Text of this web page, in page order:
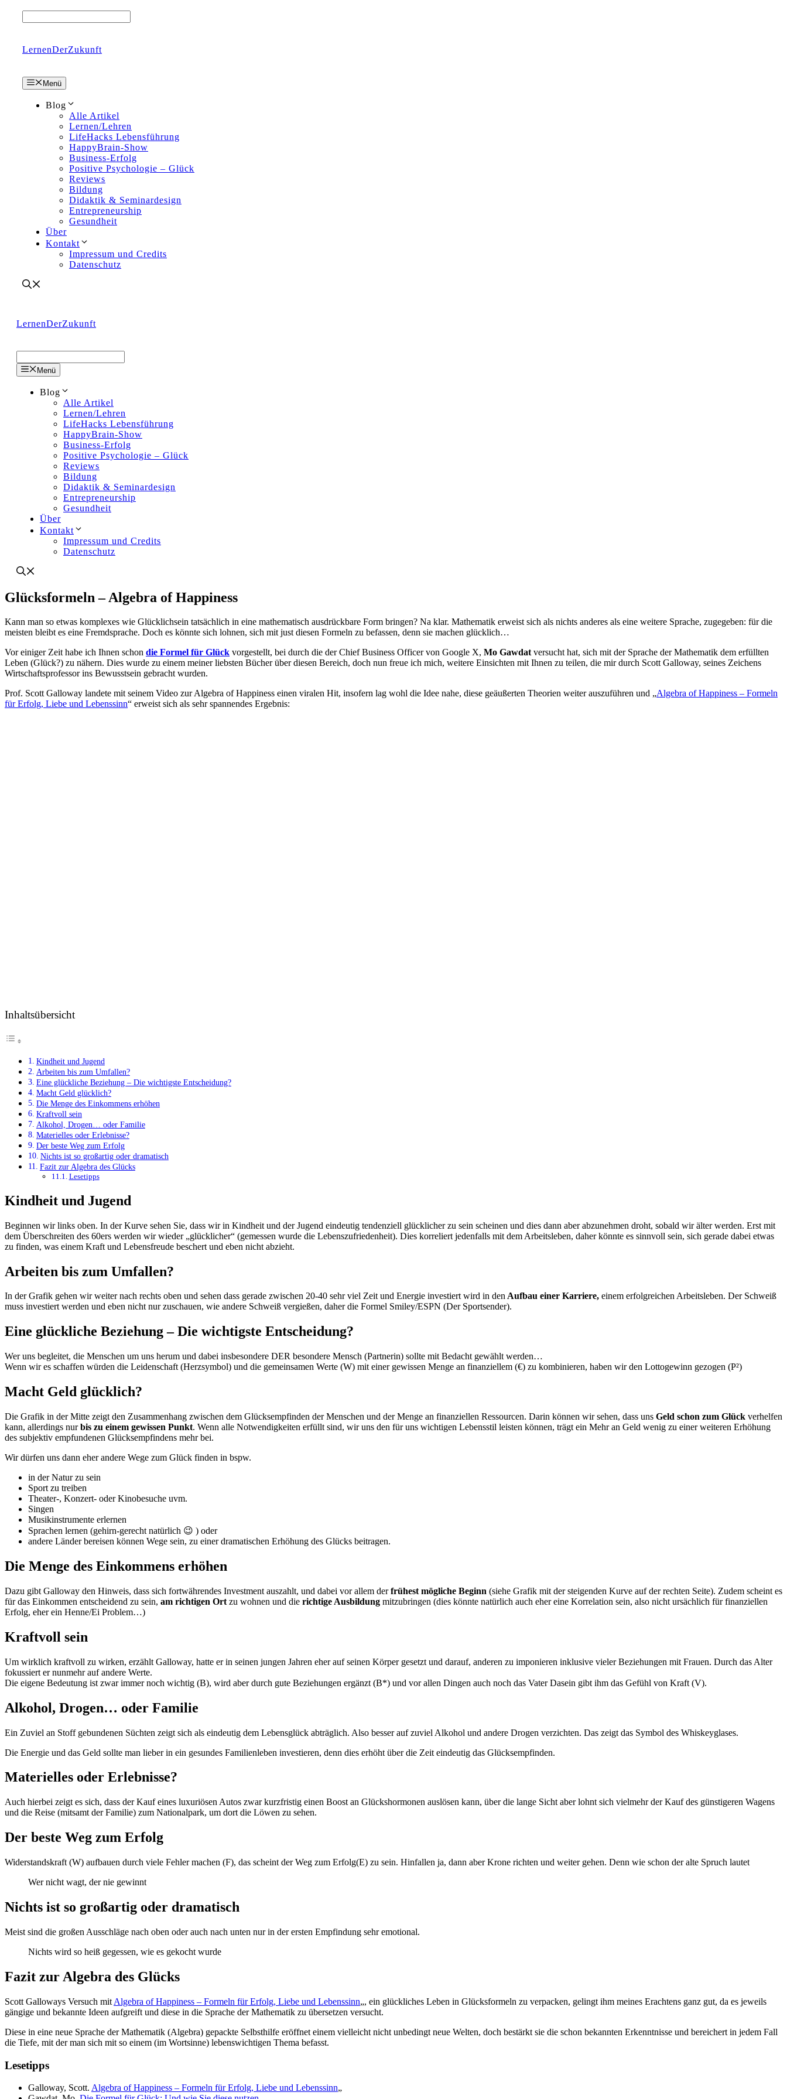
LernenDerZukunft
Menü
Blog
Alle Artikel
Lernen/Lehren
LifeHacks Lebensführung
HappyBrain-Show
Business-Erfolg
Positive Psychologie – Glück
Reviews
Bildung
Didaktik & Seminardesign
Entrepreneurship
Gesundheit
Über
Kontakt
Impressum und Credits
Datenschutz
LernenDerZukunft
Menü
Blog
Alle Artikel
Lernen/Lehren
LifeHacks Lebensführung
HappyBrain-Show
Business-Erfolg
Positive Psychologie – Glück
Reviews
Bildung
Didaktik & Seminardesign
Entrepreneurship
Gesundheit
Über
Kontakt
Impressum und Credits
Datenschutz
Glücksformeln – Algebra of Happiness
Kann man so etwas komplexes wie Glücklichsein tatsächlich in eine mathematisch ausdrückbare Form bringen? Na klar. Mathematik erweist sich als nichts anderes als eine weitere Sprache, zugegeben: für die
meisten bleibt es eine Fremdsprache. Doch es könnte sich lohnen, sich mit just diesen Formeln zu befassen, denn sie machen glücklich…
Vor einiger Zeit habe ich Ihnen schon die Formel für Glück vorgestellt, bei durch die der Chief Business Officer von Google X, Mo Gawdatversucht hat, sich mit der Sprache der Mathematik dem erfüllten
Leben (Glück?) zu nähern. Dies wurde zu einem meiner liebsten Bücher über diesen Bereich, doch nun freue ich mich, weitere Einsichten mit Ihnen zu teilen, die mir durch Scott Galloway, seines Zeichens
Wirtschaftsprofessor ins Bewusstsein gebracht wurden.
Prof. Scott Galloway landete mit seinem Video zur Algebra of Happiness einen viralen Hit, insofern lag wohl die Idee nahe, diese geäußerten Theorien weiter auszuführen und „Algebra of Happiness – Formeln
für Erfolg, Liebe und Lebenssinn“ erweist sich als sehr spannendes Ergebnis:
Inhaltsübersicht
Kindheit und Jugend
Arbeiten bis zum Umfallen?
Eine glückliche Beziehung – Die wichtigste Entscheidung?
Macht Geld glücklich?
Die Menge des Einkommens erhöhen
Kraftvoll sein
Alkohol, Drogen… oder Familie
Materielles oder Erlebnisse?
Der beste Weg zum Erfolg
Nichts ist so großartig oder dramatisch
Fazit zur Algebra des Glücks
Lesetipps
Kindheit und Jugend
Beginnen wir links oben. In der Kurve sehen Sie, dass wir in Kindheit und der Jugend eindeutig tendenziell glücklicher zu sein scheinen und dies dann aber abzunehmen droht, sobald wir älter werden. Erst mit
dem Überschreiten des 60ers werden wir wieder „glücklicher“ (gemessen wurde die Lebenszufriedenheit). Dies korreliert jedenfalls mit dem Arbeitsleben, daher könnte es sinnvoll sein, sich gerade dabei etwas
zu finden, was einem Kraft und Lebensfreude beschert und eben nicht abzieht.
Arbeiten bis zum Umfallen?
In der Grafik gehen wir weiter nach rechts oben und sehen dass gerade zwischen 20-40 sehr viel Zeit und Energie investiert wird in denAufbau einer Karriere, einem erfolgreichen Arbeitsleben. Der Schweiß
muss investiert werden und eben nicht nur zuschauen, wie andere Schweiß vergießen, daher die Formel Smiley/ESPN (Der Sportsender).
Eine glückliche Beziehung – Die wichtigste Entscheidung?
Wer uns begleitet, die Menschen um uns herum und dabei insbesondere DER besondere Mensch (Partnerin) sollte mit Bedacht gewählt werden…
Wenn wir es schaffen würden die Leidenschaft (Herzsymbol) und die gemeinsamen Werte (W) mit einer gewissen Menge an finanziellem (€) zu kombinieren, haben wir den Lottogewinn gezogen (P²)
Macht Geld glücklich?
Die Grafik in der Mitte zeigt den Zusammenhang zwischen dem Glücksempfinden der Menschen und der Menge an finanziellen Ressourcen. Darin können wir sehen, dass uns Geld schon zum Glück verhelfen
kann, allerdings nurbis zu einem gewissen Punkt. Wenn alle Notwendigkeiten erfüllt sind, wir uns den für uns wichtigen Lebensstil leisten können, trägt ein Mehr an Geld wenig zu einer weiteren Erhöhung
des subjektiv empfundenen Glücksempfindens mehr bei.
Wir dürfen uns dann eher andere Wege zum Glück finden in bspw.
in der Natur zu sein
Sport zu treiben
Theater-, Konzert- oder Kinobesuche uvm.
Singen
Musikinstrumente erlernen
Sprachen lernen (gehirn-gerecht natürlich 😉 ) oder
andere Länder bereisen können Wege sein, zu einer dramatischen Erhöhung des Glücks beitragen.
Die Menge des Einkommens erhöhen
Dazu gibt Galloway den Hinweis, dass sich fortwährendes Investment auszahlt, und dabei vor allem derfrühest mögliche Beginn (siehe Grafik mit der steigenden Kurve auf der rechten Seite). Zudem scheint es
für das Einkommen entscheidend zu sein, am richtigen Ort zu wohnen und die richtige Ausbildung mitzubringen (dies könnte natürlich auch eher eine Korrelation sein, also nicht ursächlich für finanziellen
Erfolg, eher ein Henne/Ei Problem…)
Kraftvoll sein
Um wirklich kraftvoll zu wirken, erzählt Galloway, hatte er in seinen jungen Jahren eher auf seinen Körper gesetzt und darauf, anderen zu imponieren inklusive vieler Beziehungen mit Frauen. Durch das Alter
fokussiert er nunmehr auf andere Werte.
Die eigene Bedeutung ist zwar immer noch wichtig (B), wird aber durch gute Beziehungen ergänzt (B*) und vor allen Dingen auch noch das Vater Dasein gibt ihm das Gefühl von Kraft (V).
Alkohol, Drogen… oder Familie
Ein Zuviel an Stoff gebundenen Süchten zeigt sich als eindeutig dem Lebensglück abträglich. Also besser auf zuviel Alkohol und andere Drogen verzichten. Das zeigt das Symbol des Whiskeyglases.
Die Energie und das Geld sollte man lieber in ein gesundes Familienleben investieren, denn dies erhöht über die Zeit eindeutig das Glücksempfinden.
Materielles oder Erlebnisse?
Auch hierbei zeigt es sich, dass der Kauf eines luxuriösen Autos zwar kurzfristig einen Boost an Glückshormonen auslösen kann, über die lange Sicht aber lohnt sich vielmehr der Kauf des günstigeren Wagens
und die Reise (mitsamt der Familie) zum Nationalpark, um dort die Löwen zu sehen.
Der beste Weg zum Erfolg
Widerstandskraft (W) aufbauen durch viele Fehler machen (F), das scheint der Weg zum Erfolg(E) zu sein. Hinfallen ja, dann aber Krone richten und weiter gehen. Denn wie schon der alte Spruch lautet
Wer nicht wagt, der nie gewinnt
Nichts ist so großartig oder dramatisch
Meist sind die großen Ausschläge nach oben oder auch nach unten nur in der ersten Empfindung sehr emotional.
Nichts wird so heiß gegessen, wie es gekocht wurde
Fazit zur Algebra des Glücks
Scott Galloways Versuch mit Algebra of Happiness – Formeln für Erfolg, Liebe und Lebenssinn„, ein glückliches Leben in Glücksformeln zu verpacken, gelingt ihm meines Erachtens ganz gut, da es jeweils
gängige und bekannte Ideen aufgreift und diese in die Sprache der Mathematik zu übersetzen versucht.
Diese in eine neue Sprache der Mathematik (Algebra) gepackte Selbsthilfe eröffnet einem vielleicht nicht unbedingt neue Welten, doch bestärkt sie die schon bekannten Erkenntnisse und bereichert in jedem Fall
die Tiefe, mit der man sich mit so einem (im Wortsinne) lebenswichtigen Thema befasst.
Lesetipps
Galloway, Scott. Algebra of Happiness – Formeln für Erfolg, Liebe und Lebenssinn„